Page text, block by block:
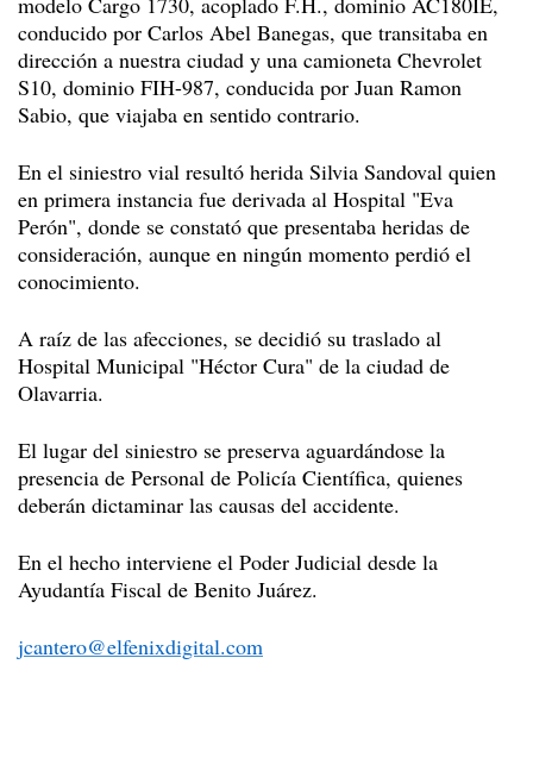
conducido por Carlos Abel Banegas, que transitaba en
dirección a nuestra ciudad y una camioneta Chevrolet
S10, dominio FIH-987, conducida por Juan Ramon
Sabio, que viajaba en sentido contrario.
En el siniestro vial resultó herida Silvia Sandoval quien
en primera instancia fue derivada al Hospital "Eva
Perón", donde se constató que presentaba heridas de
consideración, aunque en ningún momento perdió el
conocimiento.
A raíz de las afecciones, se decidió su traslado al
Hospital Municipal "Héctor Cura" de la ciudad de
Olavarria.
El lugar del siniestro se preserva aguardándose la
presencia de Personal de Policía Científica, quienes
deberán dictaminar las causas del accidente.
En el hecho interviene el Poder Judicial desde la
Ayudantía Fiscal de Benito Juárez.
jcantero@elfenixdigital.com